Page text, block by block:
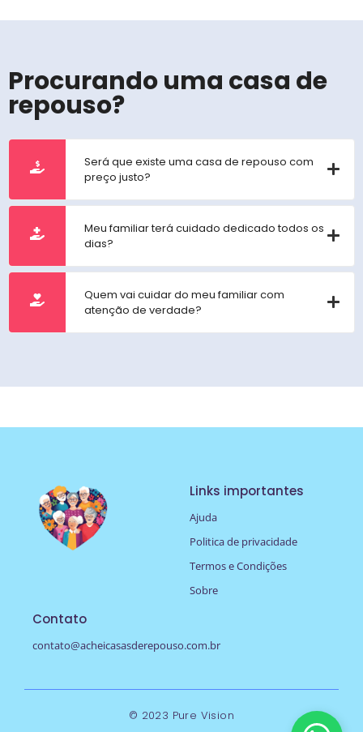
Procurando uma casa de
repouso?
Será que existe uma casa de repouso com
preço justo?
Meu familiar terá cuidado dedicado todos os
dias?
Quem vai cuidar do meu familiar com
atenção de verdade?
Links importantes
Ajuda
Politica de privacidade
Termos e Condições
Sobre
Contato
contato@acheicasasderepouso.com.br
© 2023 Pure Vision